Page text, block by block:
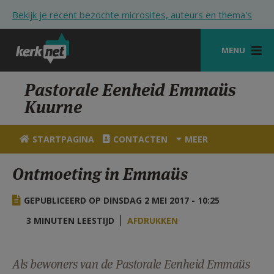
Bekijk je recent bezochte microsites, auteurs en thema's
MENU
STARTPAGINA
KERK
VIERINGEN
ZOEKEN
MIJN PAROCHIE
Pastorale Eenheid Emmaüs
Kuurne
STARTPAGINA CONTACTEN MEER
Ontmoeting in Emmaüs
GEPUBLICEERD OP DINSDAG 2 MEI 2017 - 10:25
3 MINUTEN LEESTIJD
AFDRUKKEN
Als bewoners van de Pastorale Eenheid Emmaüs